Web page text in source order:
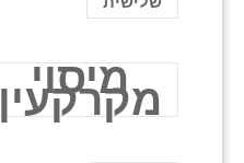
מיסוי
מקרקעין